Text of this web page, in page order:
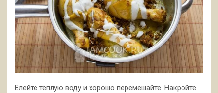
Влейте тёплую воду и хорошо перемешайте. Накройте